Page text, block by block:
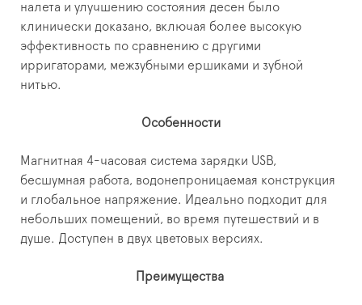
налета и улучшению состояния десен было
клинически доказано, включая более высокую
эффективность по сравнению с другими
ирригаторами, межзубными ершиками и зубной
нитью.
Особенности
Магнитная 4-часовая система зарядки USB,
бесшумная работа, водонепроницаемая конструкция
и глобальное напряжение. Идеально подходит для
небольших помещений, во время путешествий и в
душе. Доступен в двух цветовых версиях.
Преимущества